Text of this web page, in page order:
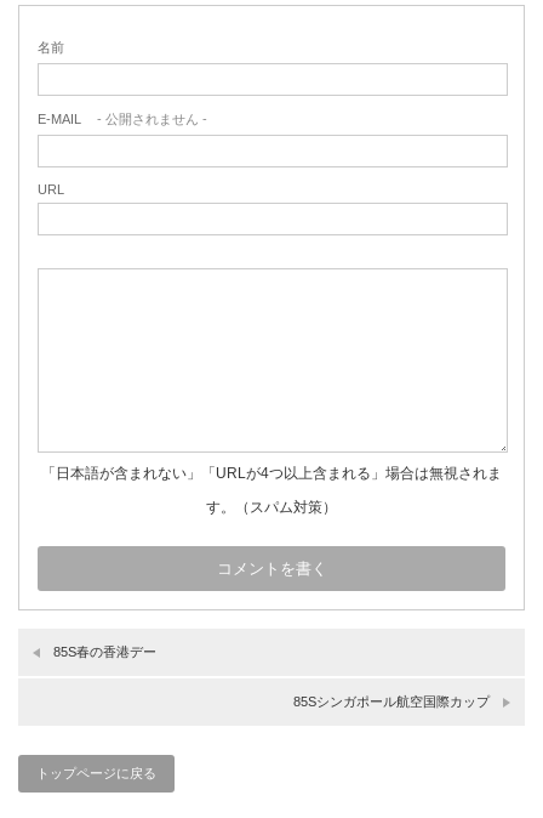
名前
E-MAIL - 公開されません -
URL
「日本語が含まれない」「URLが4つ以上含まれる」場合は無視されま
す。（スパム対策）
85S春の香港デー
85Sシンガポール航空国際カップ
トップページに戻る